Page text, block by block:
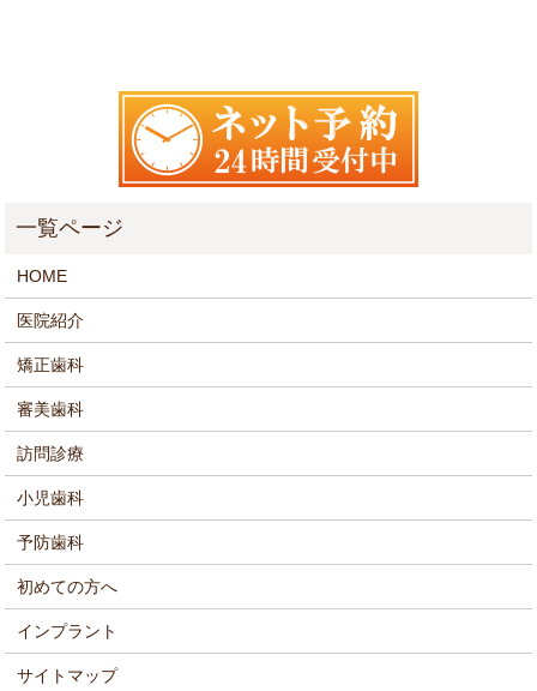
HOME
医院紹介
矯正歯科
審美歯科
訪問診療
小児歯科
予防歯科
初めての方へ
インプラント
サイトマップ